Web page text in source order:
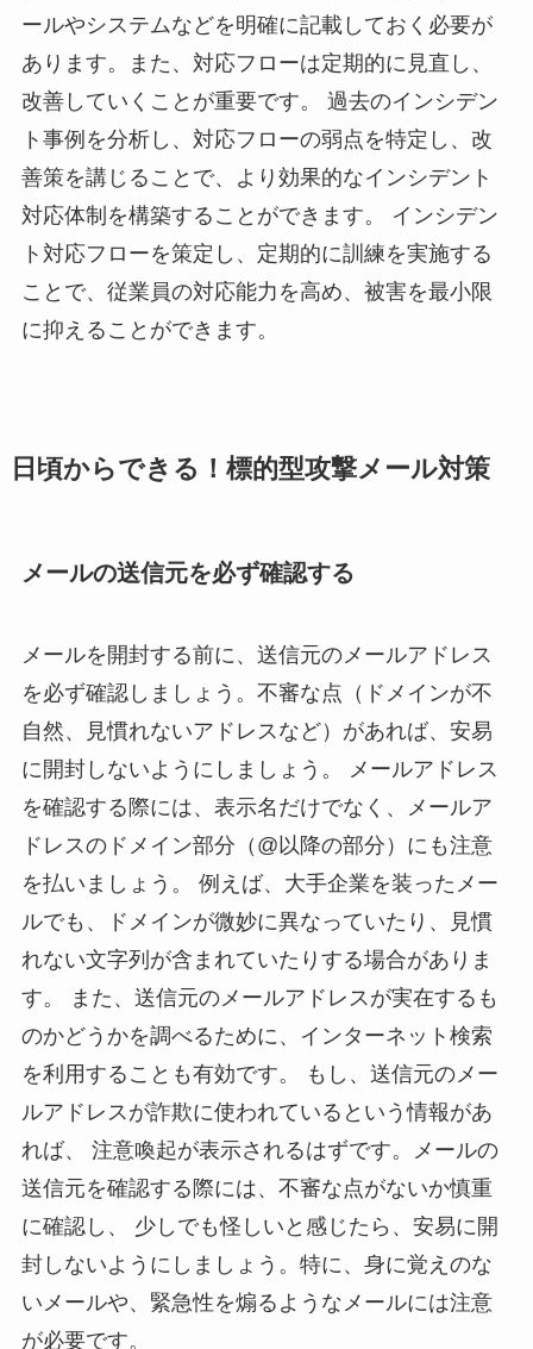
ールやシステムなどを明確に記載しておく必要が
あります。また、対応フローは定期的に見直し、
改善していくことが重要です。 過去のインシデン
ト事例を分析し、対応フローの弱点を特定し、改
善策を講じることで、より効果的なインシデント
対応体制を構築することができます。 インシデン
ト対応フローを策定し、定期的に訓練を実施する
ことで、従業員の対応能力を高め、被害を最小限
に抑えることができます。
日頃からできる！標的型攻撃メール対策
メールの送信元を必ず確認する
メールを開封する前に、送信元のメールアドレス
を必ず確認しましょう。不審な点（ドメインが不
自然、見慣れないアドレスなど）があれば、安易
に開封しないようにしましょう。 メールアドレス
を確認する際には、表示名だけでなく、メールア
ドレスのドメイン部分（@以降の部分）にも注意
を払いましょう。 例えば、大手企業を装ったメー
ルでも、ドメインが微妙に異なっていたり、見慣
れない文字列が含まれていたりする場合がありま
す。 また、送信元のメールアドレスが実在するも
のかどうかを調べるために、インターネット検索
を利用することも有効です。 もし、送信元のメー
ルアドレスが詐欺に使われているという情報があ
れば、 注意喚起が表示されるはずです。メールの
送信元を確認する際には、不審な点がないか慎重
に確認し、 少しでも怪しいと感じたら、安易に開
封しないようにしましょう。特に、身に覚えのな
いメールや、緊急性を煽るようなメールには注意
が必要です。